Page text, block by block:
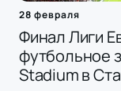
28 февраля
Финал Лиги
футбольное
Stadium в